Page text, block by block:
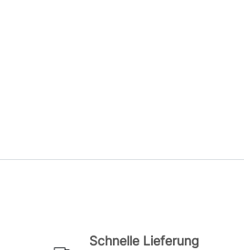
Schnelle Lieferung